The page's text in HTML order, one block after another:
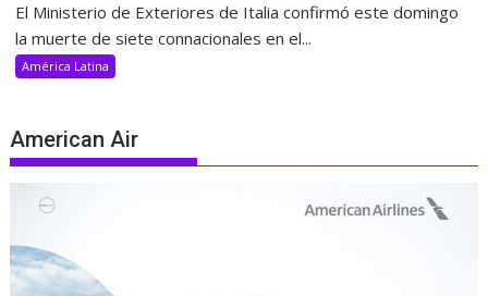
El Ministerio de Exteriores de Italia confirmó este domingo
la muerte de siete connacionales en el...
América Latina
American Air